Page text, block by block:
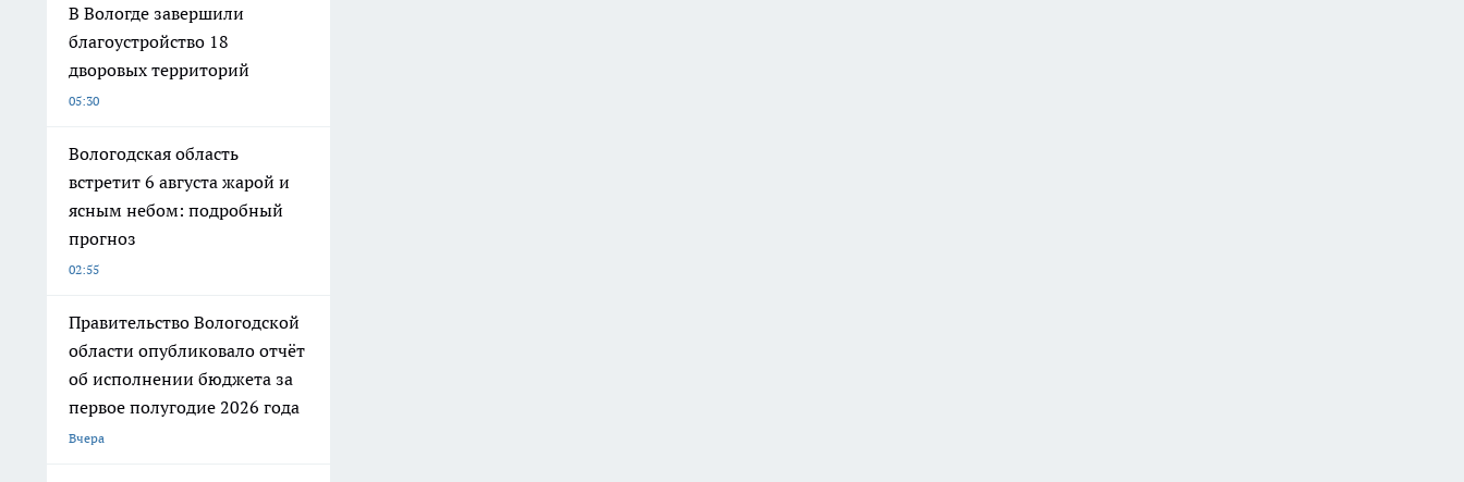
В Вологде завершили
благоустройство 18
дворовых территорий
05:30
Вологодская область
встретит 6 августа жарой и
ясным небом: подробный
прогноз
02:55
Правительство Вологодской
области опубликовало отчёт
об исполнении бюджета за
первое полугодие 2026 года
Вчера